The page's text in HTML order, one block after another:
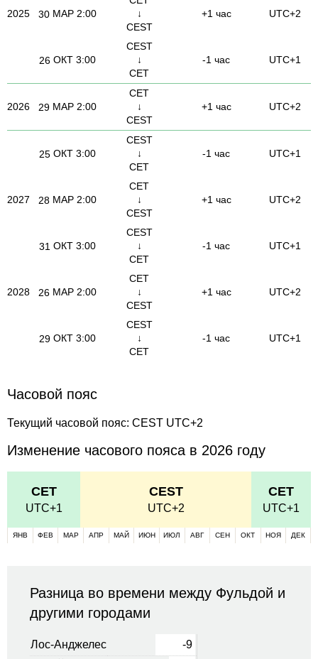
2025 30 МАР 2:00
↓
CEST
+1 час UTC+2
26 ОКТ 3:00
CEST
↓
CET
-1 час UTC+1
2026 29 МАР 2:00
CET
↓
CEST
+1 час UTC+2
25 ОКТ 3:00
CEST
↓
CET
-1 час UTC+1
2027 28 МАР 2:00
CET
↓
CEST
+1 час UTC+2
31 ОКТ 3:00
CEST
↓
CET
-1 час UTC+1
2028 26 МАР 2:00
CET
↓
CEST
+1 час UTC+2
29 ОКТ 3:00
CEST
↓
CET
-1 час UTC+1
Часовой пояс
Текущий часовой пояс: CEST UTC+2
Изменение часового пояса в 2026 году
CET
UTC+1
CEST
UTC+2
CET
UTC+1
ЯНВ ФЕВ МАР АПР МАЙ ИЮН ИЮЛ АВГ СЕН ОКТ НОЯ ДЕК
Разница во времени между Фульдой и
другими городами
Лос-Анджелес
-9